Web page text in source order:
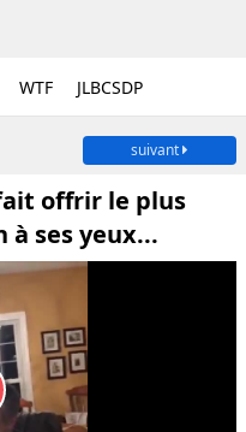
WTF JLBCSDP
suivant
offrir le plus
à ses yeux...